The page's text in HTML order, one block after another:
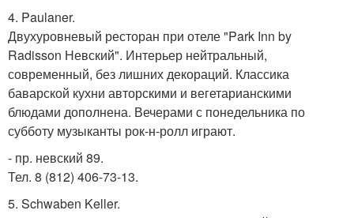
4. Paulaner.
Двухуровневый ресторан при отеле "Park Inn by
Radisson Невский". Интерьер нейтральный,
современный, без лишних декораций. Классика
баварской кухни авторскими и вегетарианскими
блюдами дополнена. Вечерами с понедельника по
субботу музыканты рок-н-ролл играют.
- пр. невский 89.
Тел. 8 (812) 406-73-13.
5. Schwaben Keller.